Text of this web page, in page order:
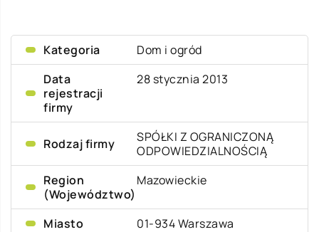
Kategoria
Dom i ogród
Data
rejestracji
firmy
28 stycznia 2013
Rodzaj firmy
SPÓŁKI Z OGRANICZONĄ
ODPOWIEDZIALNOŚCIĄ
Region
(Województwo)
Mazowieckie
Miasto
01-934 Warszawa